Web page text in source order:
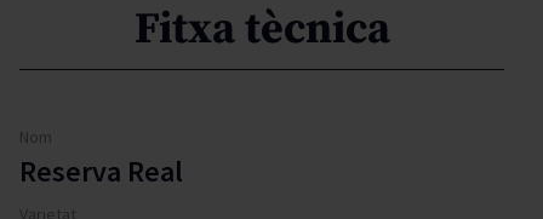
Fitxa tècnica
Nom
Reserva Real
Varietat